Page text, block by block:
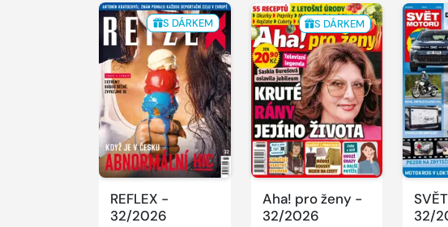
S DÁRKEM
REFLEX -
32/2026
S DÁRKEM
Aha! pro ženy -
32/2026
32/